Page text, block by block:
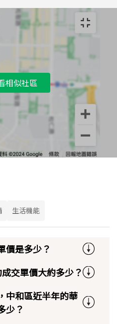
相似社區
生活機能
價是多少？
交單價大約多少？
中和區近半年的華
少？